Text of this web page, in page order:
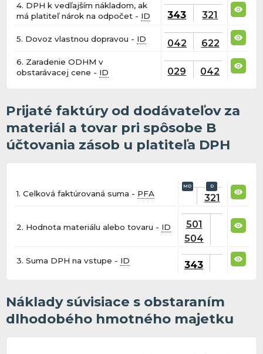
4. DPH k vedľajším nákladom, ak
má platiteľ nárok na odpočet - ID 343 321
5. Dovoz vlastnou dopravou - ID 042 622
6. Zaradenie ODHM v
obstarávacej cene - ID 029 042
Prijaté faktúry od dodávateľov za
materiál a tovar pri spôsobe B
účtovania zásob u platiteľa DPH
1. Celková faktúrovaná suma - PFA 321
2. Hodnota materiálu alebo tovaru - ID
501
504
3. Suma DPH na vstupe - ID 343
Náklady súvisiace s obstaraním
dlhodobého hmotného majetku